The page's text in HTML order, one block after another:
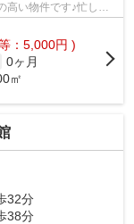
高い物件です♪忙しい
：5,000円 )
0ヶ月
㎡
32分
38分